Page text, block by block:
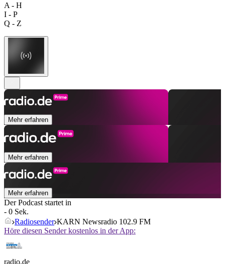
A - H
I - P
Q - Z
Mehr erfahren
Mehr erfahren
Mehr erfahren
Der Podcast startet in
- 0 Sek.
Radiosender KARN Newsradio 102.9 FM
Höre diesen Sender kostenlos in der App:
radio.de